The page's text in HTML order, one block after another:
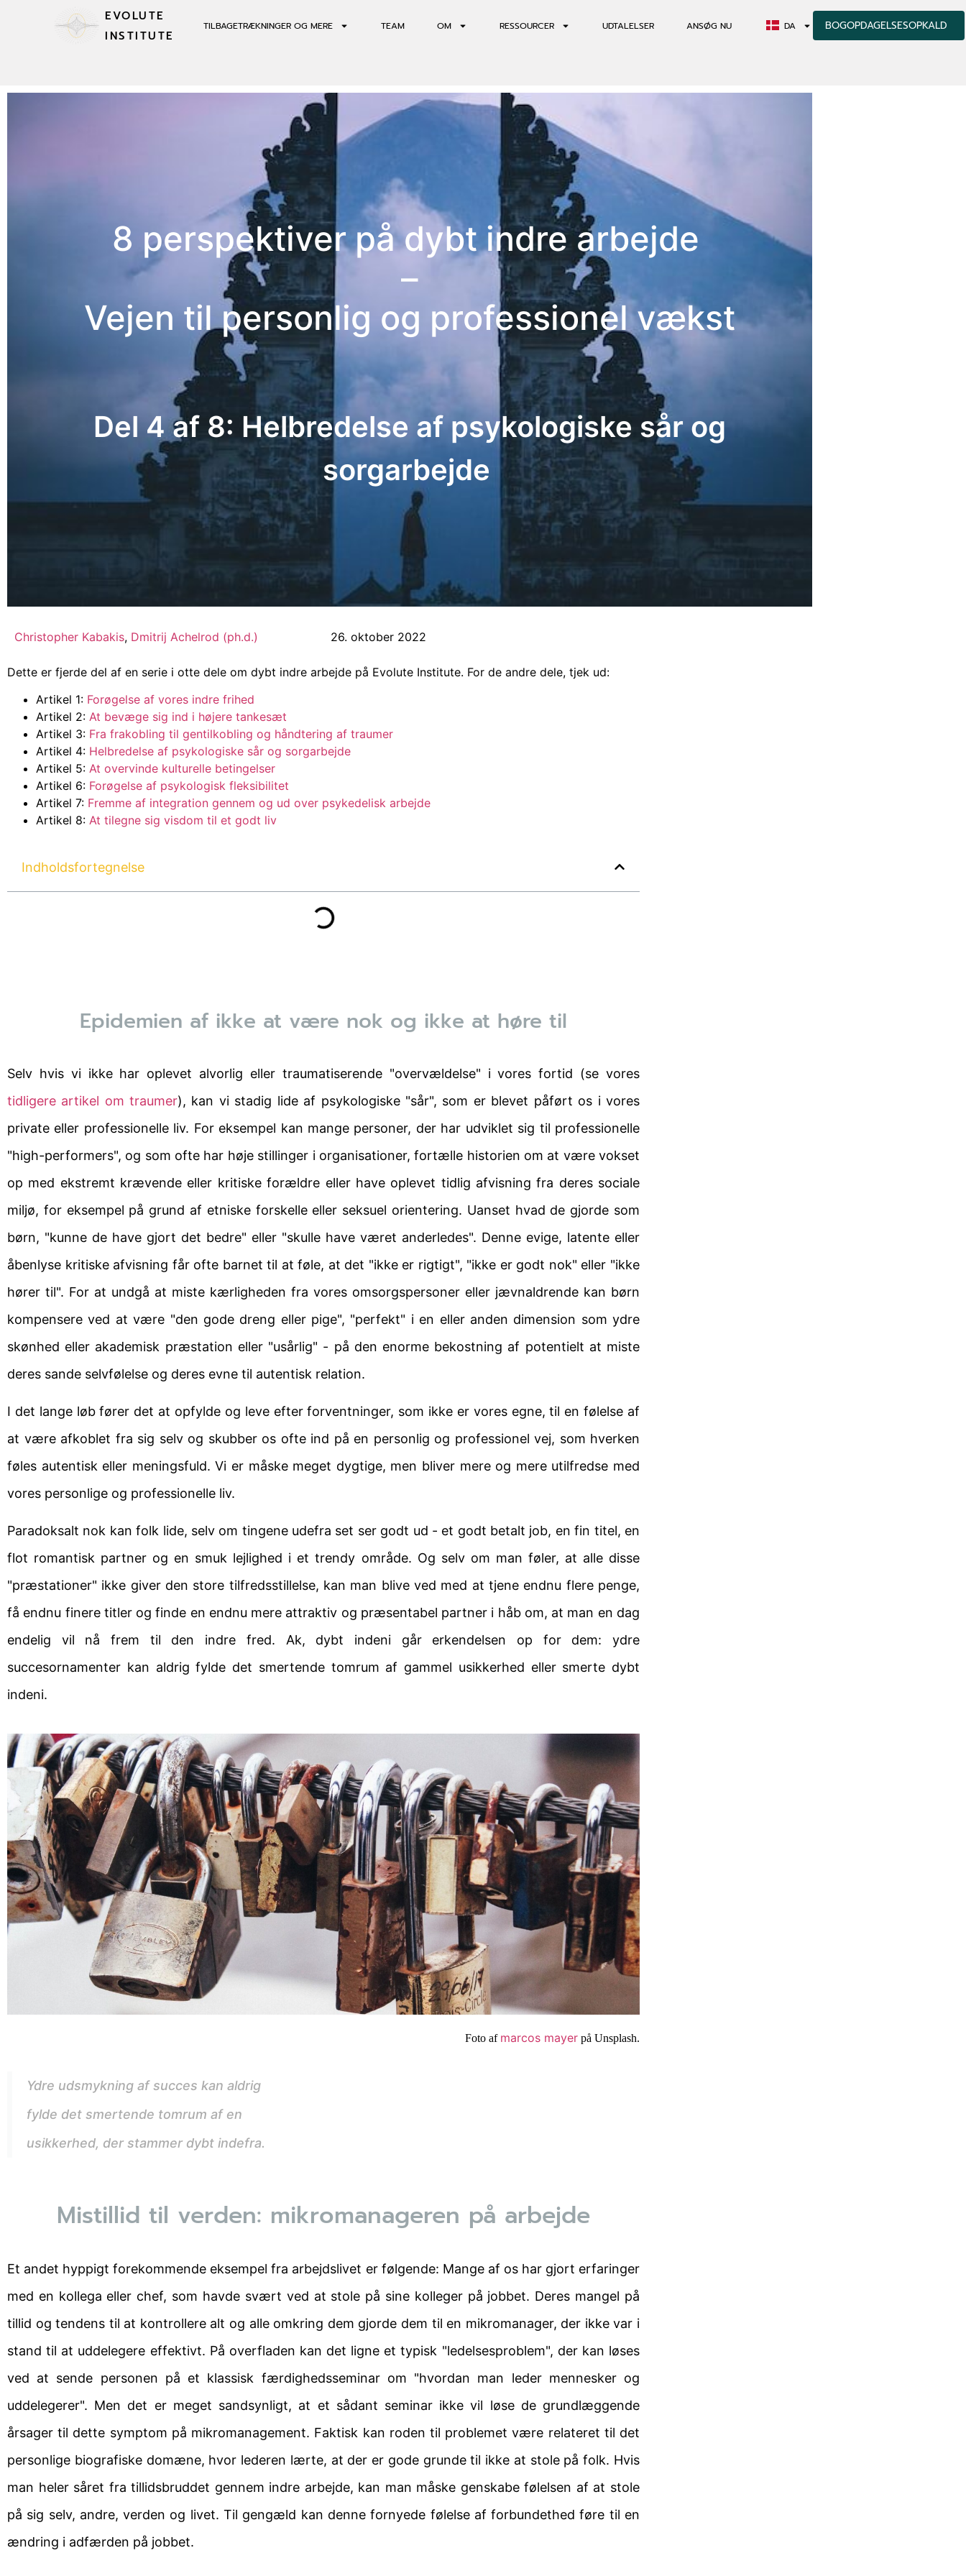
TILBAGETRÆKNINGER OG MERE TEAM OM RESSOURCER UDTALELSER ANSØG NU DA BOGOPDAGELSESOPKALD
EVOLUTE
INSTITUTE
8 perspektiver på dybt indre arbejde
–
Vejen til personlig og professionel vækst
Del 4 af 8: Helbredelse af psykologiske sår og
sorgarbejde
Christopher Kabakis, Dmitrij Achelrod (ph.d.) 26. oktober 2022
Dette er fjerde del af en serie i otte dele om dybt indre arbejde på Evolute Institute. For de andre dele, tjek ud:
Artikel 1: Forøgelse af vores indre frihed
Artikel 2: At bevæge sig ind i højere tankesæt
Artikel 3: Fra frakobling til gentilkobling og håndtering af traumer
Artikel 4: Helbredelse af psykologiske sår og sorgarbejde
Artikel 5: At overvinde kulturelle betingelser
Artikel 6: Forøgelse af psykologisk fleksibilitet
Artikel 7: Fremme af integration gennem og ud over psykedelisk arbejde
Artikel 8: At tilegne sig visdom til et godt liv
Indholdsfortegnelse
Epidemien af ikke at være nok og ikke at høre til
Selv hvis vi ikke har oplevet alvorlig eller traumatiserende "overvældelse" i vores fortid (se vores
tidligere artikel om traumer), kan vi stadig lide af psykologiske "sår", som er blevet påført os i vores
private eller professionelle liv. For eksempel kan mange personer, der har udviklet sig til professionelle
"high-performers", og som ofte har høje stillinger i organisationer, fortælle historien om at være vokset
op med ekstremt krævende eller kritiske forældre eller have oplevet tidlig afvisning fra deres sociale
miljø, for eksempel på grund af etniske forskelle eller seksuel orientering. Uanset hvad de gjorde som
børn, "kunne de have gjort det bedre" eller "skulle have været anderledes". Denne evige, latente eller
åbenlyse kritiske afvisning får ofte barnet til at føle, at det "ikke er rigtigt", "ikke er godt nok" eller "ikke
hører til". For at undgå at miste kærligheden fra vores omsorgspersoner eller jævnaldrende kan børn
kompensere ved at være "den gode dreng eller pige", "perfekt" i en eller anden dimension som ydre
skønhed eller akademisk præstation eller "usårlig" - på den enorme bekostning af potentielt at miste
deres sande selvfølelse og deres evne til autentisk relation.
I det lange løb fører det at opfylde og leve efter forventninger, som ikke er vores egne, til en følelse af
at være afkoblet fra sig selv og skubber os ofte ind på en personlig og professionel vej, som hverken
føles autentisk eller meningsfuld. Vi er måske meget dygtige, men bliver mere og mere utilfredse med
vores personlige og professionelle liv.
Paradoksalt nok kan folk lide, selv om tingene udefra set ser godt ud - et godt betalt job, en fin titel, en
flot romantisk partner og en smuk lejlighed i et trendy område. Og selv om man føler, at alle disse
"præstationer" ikke giver den store tilfredsstillelse, kan man blive ved med at tjene endnu flere penge,
få endnu finere titler og finde en endnu mere attraktiv og præsentabel partner i håb om, at man en dag
endelig vil nå frem til den indre fred. Ak, dybt indeni går erkendelsen op for dem: ydre
succesornamenter kan aldrig fylde det smertende tomrum af gammel usikkerhed eller smerte dybt
indeni.
Foto af marcos mayer på Unsplash.
Ydre udsmykning af succes kan aldrig
fylde det smertende tomrum af en
usikkerhed, der stammer dybt indefra.
Mistillid til verden: mikromanageren på arbejde
Et andet hyppigt forekommende eksempel fra arbejdslivet er følgende: Mange af os har gjort erfaringer
med en kollega eller chef, som havde svært ved at stole på sine kolleger på jobbet. Deres mangel på
tillid og tendens til at kontrollere alt og alle omkring dem gjorde dem til en mikromanager, der ikke var i
stand til at uddelegere effektivt. På overfladen kan det ligne et typisk "ledelsesproblem", der kan løses
ved at sende personen på et klassisk færdighedsseminar om "hvordan man leder mennesker og
uddelegerer". Men det er meget sandsynligt, at et sådant seminar ikke vil løse de grundlæggende
årsager til dette symptom på mikromanagement. Faktisk kan roden til problemet være relateret til det
personlige biografiske domæne, hvor lederen lærte, at der er gode grunde til ikke at stole på folk. Hvis
man heler såret fra tillidsbruddet gennem indre arbejde, kan man måske genskabe følelsen af at stole
på sig selv, andre, verden og livet. Til gengæld kan denne fornyede følelse af forbundethed føre til en
ændring i adfærden på jobbet.